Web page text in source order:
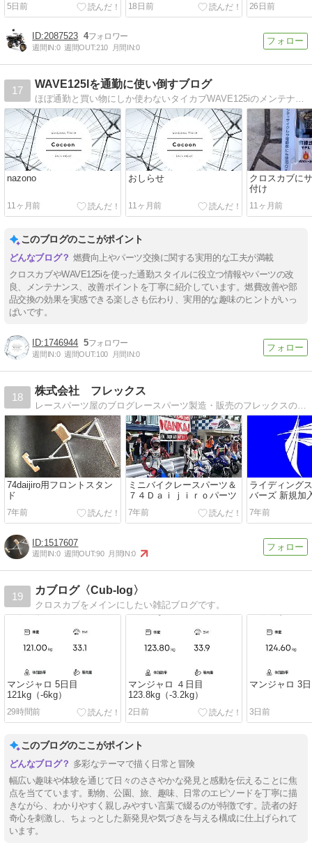
5日前
18日前
26日前
2087523 4
週間IN:0 週間OUT:210 月間IN:0
17
WAVE125Iを通勤に使い倒すブログ
ほぼ通勤と買い物にしか使わないタイカブWAVE125iのメンテナンスとカスタムの記録
nazono
11ヶ月前
おしらせ
11ヶ月前
クロスカブに
付け
11ヶ月前
このブログのここがポイント
燃費向上やパーツ交換に関する実用的な工夫が満載
クロスカブやWAVE125iを使った通勤スタイルに役立つ情報やパーツの改
良、メンテナンス、改善ポイントを丁寧に紹介しています。燃費改善や部
品交換の効果を実感できる楽しさも伝わり、実用的な趣味のヒントがいっ
ぱいです。
1746944 5
週間IN:0 週間OUT:100 月間IN:0
18
株式会社 フレックス
レースパーツ屋のブログレースパーツ製造・販売のフレックスの日々
74daijiro用フロントスタン
ド
7年前
ミニバイクレースパーツ＆
７４Ｄａｉｊｉｒｏパーツ
7年前
ライディング
バーズ 新規加
7年前
1517607
週間IN:0 週間OUT:90 月間IN:0
19
カブログ〈Cub-log〉
クロスカブをメインにしたい雑記ブログです。
マンジャロ 5日目
121kg（-6kg）
29時間前
マンジャロ ４日目
123.8kg（-3.2kg）
2日前
マンジャロ 3
3日前
このブログのここがポイント
多彩なテーマで描く日常と冒険
幅広い趣味や体験を通じて日々のささやかな発見と感動を伝えることに焦
点を当てています。動物、公園、旅、趣味、日常のエピソードを丁寧に描
きながら、わかりやすく親しみやすい言葉で綴るのが特徴です。読者の好
奇心を刺激し、ちょっとした新発見や気づきを与える構成に仕上げられて
います。